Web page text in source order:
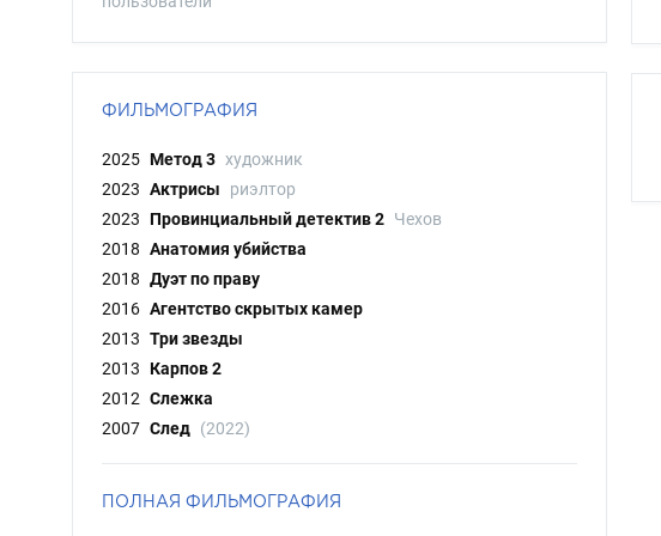
ФИЛЬМОГРАФИЯ
2025 Метод 3 художник
2023 Актрисы
риэлтор
2023
Провинциальный детектив 2 Чехов
2018 Анатомия убийства
2018 Дуэт по праву
2016 Агентство скрытых камер
2013 Три звезды
2013
Карпов 2
2012 Слежка
2007 След (2022)
ПОЛНАЯ ФИЛЬМОГРАФИЯ